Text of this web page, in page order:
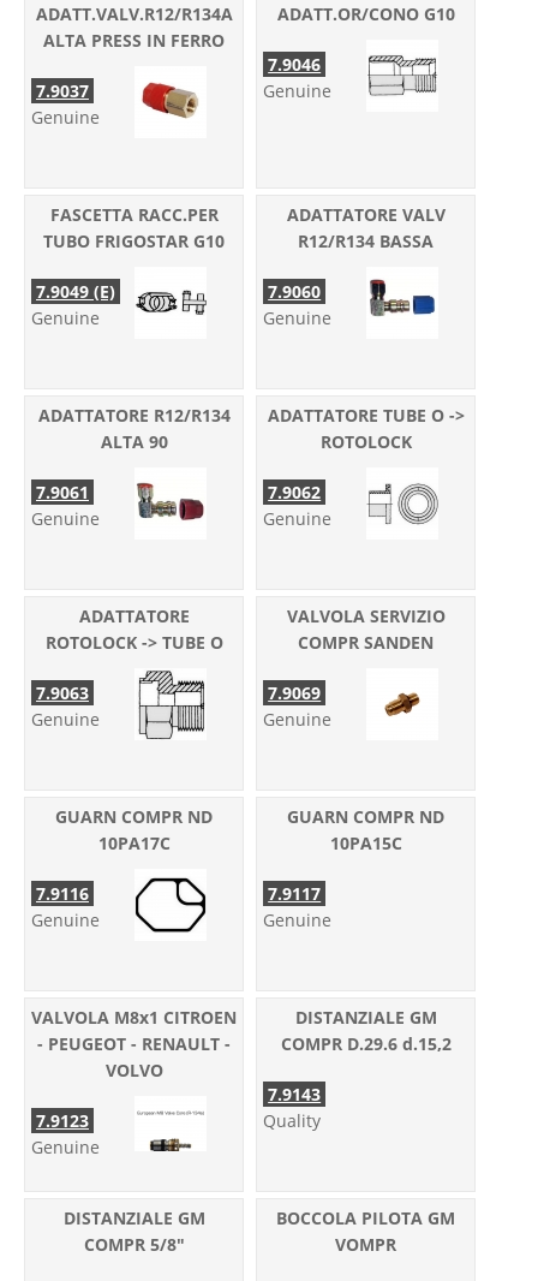
ADATT.VALV.R12/R134A
ALTA PRESS IN FERRO
7.9037
Genuine
ADATT.OR/CONO G10
7.9046
Genuine
FASCETTA RACC.PER
TUBO FRIGOSTAR G10
7.9049 (E)
Genuine
ADATTATORE VALV
R12/R134 BASSA
7.9060
Genuine
ADATTATORE R12/R134
ALTA 90
7.9061
Genuine
ADATTATORE TUBE O ->
ROTOLOCK
7.9062
Genuine
ADATTATORE
ROTOLOCK -> TUBE O
7.9063
Genuine
VALVOLA SERVIZIO
COMPR SANDEN
7.9069
Genuine
GUARN COMPR ND
10PA17C
7.9116
Genuine
GUARN COMPR ND
10PA15C
7.9117
Genuine
VALVOLA M8x1 CITROEN
- PEUGEOT - RENAULT -
VOLVO
7.9123
Genuine
DISTANZIALE GM
COMPR D.29.6 d.15,2
7.9143
Quality
DISTANZIALE GM
COMPR 5/8"
BOCCOLA PILOTA GM
VOMPR